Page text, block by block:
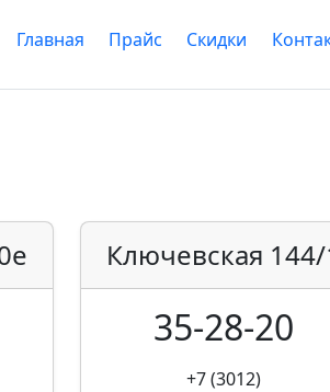
Главная Прайс Скидки
Ключевская 144/
35-28-20
+7 (3012)